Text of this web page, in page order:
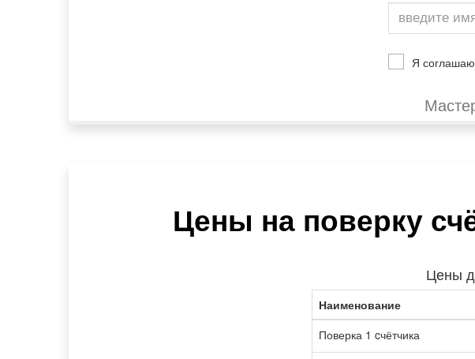
Я
Цены на поверку
Цены
Наименование
Поверка 1 cчётчика